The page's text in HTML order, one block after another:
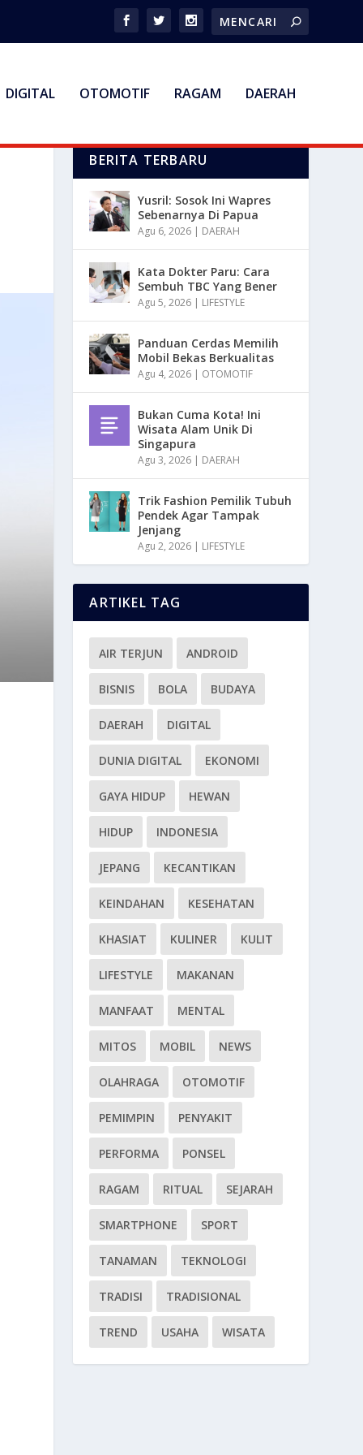
DIGITAL OTOMOTIF RAGAM DAERAH
BERITA TERBARU
Yusril: Sosok Ini Wapres
Sebenarnya Di Papua
Agu 6, 2026 | DAERAH
Kata Dokter Paru: Cara
Sembuh TBC Yang Bener
Agu 5, 2026 | LIFESTYLE
Panduan Cerdas Memilih
Mobil Bekas Berkualitas
Agu 4, 2026 | OTOMOTIF
Bukan Cuma Kota! Ini
Wisata Alam Unik Di
Singapura
Agu 3, 2026 | DAERAH
Trik Fashion Pemilik Tubuh
Pendek Agar Tampak
Jenjang
Agu 2, 2026 | LIFESTYLE
ARTIKEL TAG
AIR TERJUN ANDROID
BISNIS BOLA BUDAYA
DAERAH DIGITAL
DUNIA DIGITAL EKONOMI
GAYA HIDUP HEWAN
HIDUP INDONESIA
JEPANG KECANTIKAN
KEINDAHAN KESEHATAN
KHASIAT KULINER KULIT
LIFESTYLE MAKANAN
MANFAAT MENTAL
MITOS MOBIL NEWS
OLAHRAGA OTOMOTIF
PEMIMPIN PENYAKIT
PERFORMA PONSEL
RAGAM RITUAL SEJARAH
SMARTPHONE SPORT
TANAMAN TEKNOLOGI
TRADISI TRADISIONAL
TREND USAHA WISATA